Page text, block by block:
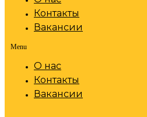
Контакты
Вакансии
Menu
О нас
Контакты
Вакансии